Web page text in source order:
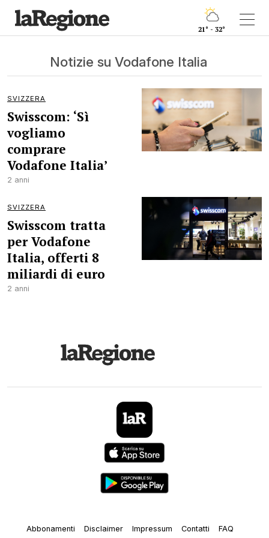
21° - 32°
Notizie su Vodafone Italia
SVIZZERA
Swisscom: ‘Sì
vogliamo
comprare
Vodafone Italia’
2 anni
SVIZZERA
Swisscom tratta
per Vodafone
Italia, offerti 8
miliardi di euro
2 anni
Abbonamenti Disclaimer Impressum Contatti
FAQ